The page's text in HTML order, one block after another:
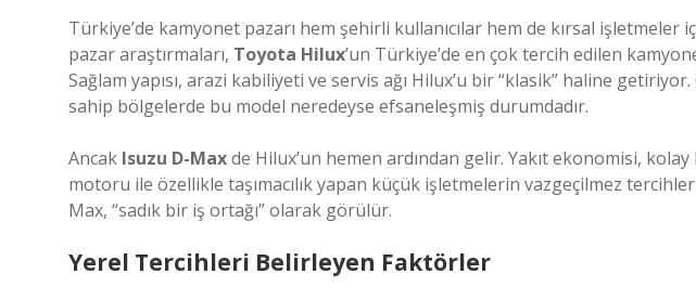
Türkiye’de kamyonet pazarı hem şehirli kullanıcılar hem de kırsal işletmeler
pazar araştırmaları, Toyota Hilux’un Türkiye’de en çok tercih edilen
Sağlam yapısı, arazi kabiliyeti ve servis ağı Hilux’u bir “klasik” haline
sahip bölgelerde bu model neredeyse efsaneleşmiş durumdadır.
Ancak Isuzu D-Maxde Hilux’un hemen ardından gelir. Yakıt ekonomisi,
motoru ile özellikle taşımacılık yapan küçük işletmelerin vazgeçilmez
Max, “sadık bir iş ortağı” olarak görülür.
Yerel Tercihleri Belirleyen Faktörler